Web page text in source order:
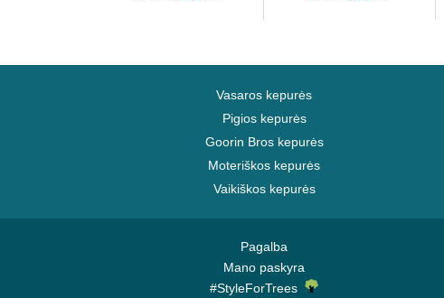
Vasaros kepurės
Pigios kepurės
Goorin Bros kepurės
Moteriškos kepurės
Vaikiškos kepurės
Pagalba
Mano paskyra
#StyleForTrees